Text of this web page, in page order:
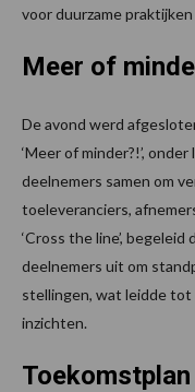
voor duurzame
Meer of
De avond werd
‘Meer of minder?!’,
deelnemers samen om
toeleveranciers,
‘Cross the line’,
deelnemers uit om
stellingen, wat leidde tot
inzichten.